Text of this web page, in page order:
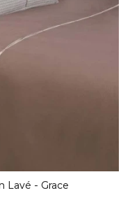
Lavé - Grace